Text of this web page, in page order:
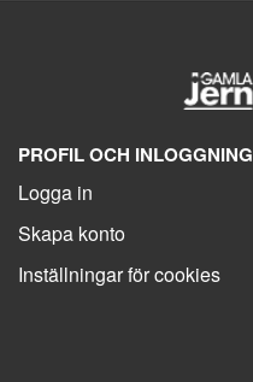
PROFIL OCH INLOGGNING
Logga in
Skapa konto
Inställningar för cookies